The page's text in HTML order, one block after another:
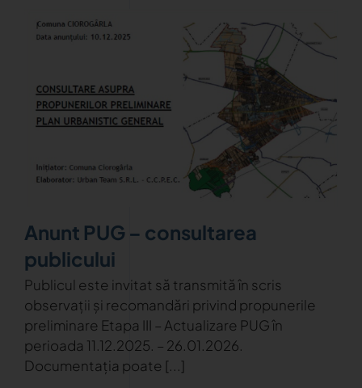
Anunt PUG – consultarea
publicului
Publicul este invitat să transmită în scris
observații și recomandări privind propunerile
preliminare Etapa III – Actualizare PUG în
perioada 11.12.2025. – 26.01.2026.
Documentația poate [...]